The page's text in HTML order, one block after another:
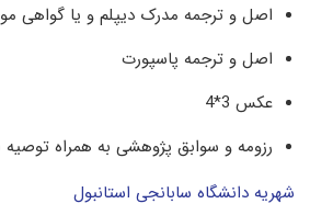
اصل و ترجمه مدرک دیپلم و یا گواهی
اصل و ترجمه پاسپورت
عکس 3*4
رزومه و سوابق پژوهشی به همراه توصیه
شهریه دانشگاه سابانجی استانبول